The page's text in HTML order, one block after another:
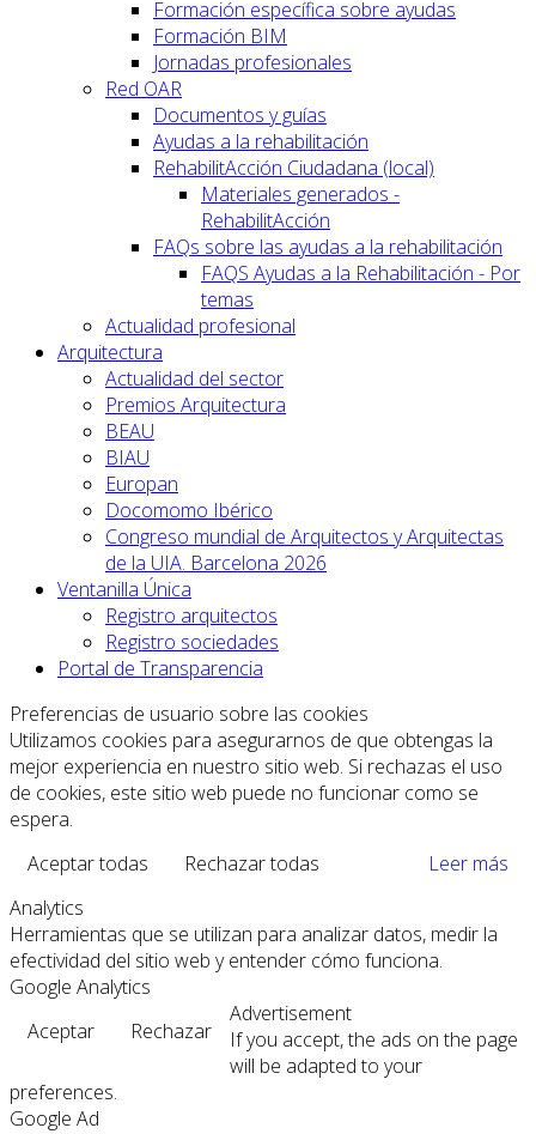
Formación específica sobre ayudas
Formación BIM
Jornadas profesionales
Red OAR
Documentos y guías
Ayudas a la rehabilitación
RehabilitAcción Ciudadana (local)
Materiales generados -
RehabilitAcción
FAQs sobre las ayudas a la rehabilitación
FAQS Ayudas a la Rehabilitación - Por
temas
Actualidad profesional
Arquitectura
Actualidad del sector
Premios Arquitectura
BEAU
BIAU
Europan
Docomomo Ibérico
Congreso mundial de Arquitectos y Arquitectas
de la UIA. Barcelona 2026
Ventanilla Única
Registro arquitectos
Registro sociedades
Portal de Transparencia
Preferencias de usuario sobre las cookies
Utilizamos cookies para asegurarnos de que obtengas la
mejor experiencia en nuestro sitio web. Si rechazas el uso
de cookies, este sitio web puede no funcionar como se
espera.
Aceptar todas
Rechazar todas
Leer más
Analytics
Herramientas que se utilizan para analizar datos, medir la
efectividad del sitio web y entender cómo funciona.
Google Analytics
Aceptar
Rechazar
Advertisement
If you accept, the ads on the page
will be adapted to your
preferences.
Google Ad